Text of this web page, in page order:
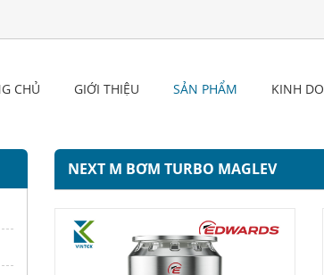
CHỦ GIỚI THIỆU SẢN PHẨM KINH
NEXT M BƠM TURBO MAGLEV